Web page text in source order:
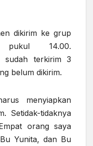
dikirim ke grup
pukul 14.00.
sudah terkirim 3
belum dikirim.
menyiapkan
Setidak-tidaknya
orang saya
Yunita, dan Bu